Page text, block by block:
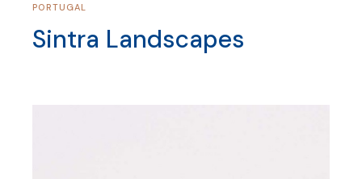
PORTUGAL
Sintra Landscapes